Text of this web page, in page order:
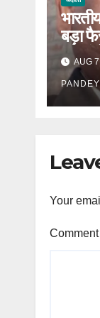
बड़ा
बनेAUG
PANDEY
Your
Comment